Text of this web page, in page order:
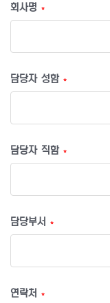
회사명 *
담당자 성함 *
담당자 직함 *
담당부서 *
연락처 *